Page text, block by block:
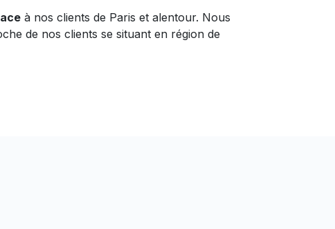
à nos clients de Paris et alentour. Nous
de nos clients se situant en région de